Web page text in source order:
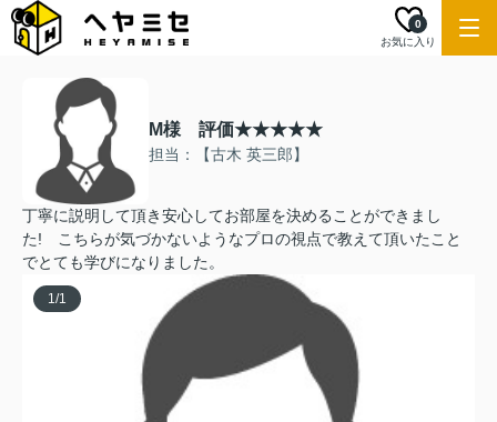
お気に入り
0
M様 評価★★★★★
担当：【古木 英三郎】
丁寧に説明して頂き安心してお部屋を決めることができまし
た! こちらが気づかないようなプロの視点で教えて頂いたこと
でとても学びになりました。
1/1